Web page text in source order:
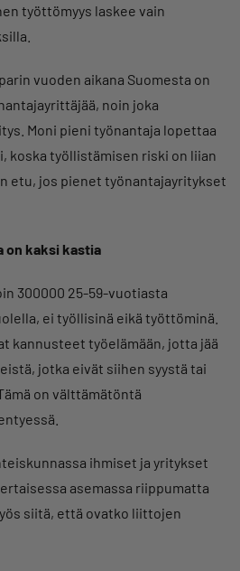
työttömyys laskee vain
vuoden aikana Suomesta on
noin joka
Moni pieni työnantaja lopettaa
koska työllistämisen riski on liian
etu, jos pienet työnantajayritykset
on kaksi kastia
300000 25-59-vuotiasta
ei työllisinä eikä työttöminä.
kannusteet työelämään, jotta jää
jotka eivät siihen syystä tai
on välttämätöntä
ihmiset ja yritykset
asemassa riippumatta
siitä, että ovatko liittojen